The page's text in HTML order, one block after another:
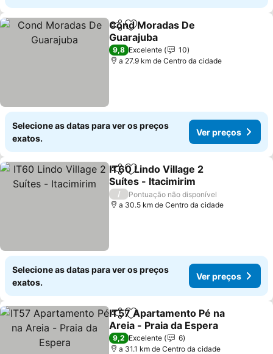
PartilharAdicionar aos favoritos
Cond Moradas De
Guarajuba
Ver preços
9,8 Excelente
10
a 27.9 km de Centro da cidade
Selecione as datas para ver os preços
exatos.
Ver preços
PartilharAdicionar aos favoritos
IT60 Lindo Village 2
Suítes - Itacimirim
Ver preços
/
Pontuação não disponível
a 30.5 km de Centro da cidade
Selecione as datas para ver os preços
exatos.
Ver preços
PartilharAdicionar aos favoritos
IT57 Apartamento Pé na
Areia - Praia da Espera
Ver preços
9,2 Excelente
6
a 31.1 km de Centro da cidade